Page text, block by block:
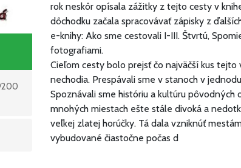
rok neskôr opísala zážitky z tejto cesty v
dôchodku začala spracovávať zápisky z
e-knihy: Ako sme cestovali I-III. Štvrtú,
fotografiami.
Cieľom cesty bolo prejsť čo najväčší kus
nechodia. Prespávali sme v stanoch v
Spoznávali sme históriu a kultúru
mnohých miestach ešte stále divoká a
veľkej zlatej horúčky. Tá dala vzniknúť
vybudované čiastočne počas d